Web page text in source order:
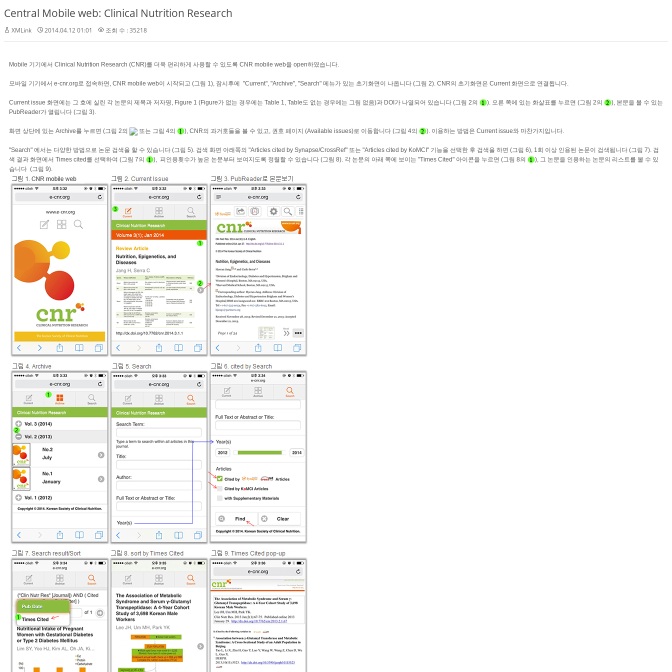
Central Mobile web: Clinical Nutrition Research
XMLink 2014.04.12 01:01 조회 수 : 35218
Mobile 기기에서 Clinical Nutrition Research (CNR)를 더욱 편리하게 사용할 수 있도록 CNR mobile web을 open하였습니다.
모바일 기기에서 e-cnr.org로 접속하면, CNR mobile web이 시작되고 (그림 1), 잠시후에 "Current", "Archive", "Search" 메뉴가 있는 초기화면이 나옵니다 (그림 2). CNR의 초기화면은 Current 화면으로 연결됩니다.
Current issue 화면에는 그 호에 실린 각 논문의 제목과 저자명, Figure 1 (Figure가 없는 경우에는 Table 1, Table도 없는 경우에는 그림 없음)과 DOI가 나열되어 있습니다 (그림 2의 ). 오른 쪽에 있는 화살표를 누르면 (그림 2의
), 본문을 볼 수 있는
PubReader가 열립니다 (그림 3).
화면 상단에 있는 Archive를 누르면 (그림 2의 또는 그림 4의 ), CNR의 과거호들을 볼 수 있고, 권호 페이지 (Available issues)로 이동합니다 (그림 4의 ). 이용하는 방법은 Current issue와 마찬가지입니다.
"Search" 에서는 다양한 방법으로 논문 검색을 할 수 있습니다 (그림 5). 검색 화면 아래쪽의 "Articles cited by Synapse/CrossRef" 또는 "Articles cited by KoMCI" 기능을 선택한 후 검색을 하면 (그림 6), 1회 이상 인용된 논문이 검색됩니다 (그림 7). 검
색 결과 화면에서 Times cited를 선택하여 (그림 7의
), 피인용횟수가 높은 논문부터 보여지도록 정렬할 수 있습니다 (그림 8). 각 논문의 아래 쪽에 보이는 "Times Cited" 아이콘을 누르면 (그림 8의
), 그 논문을 인용하는 논문의 리스트를 볼 수 있
습니다 (그림 9).